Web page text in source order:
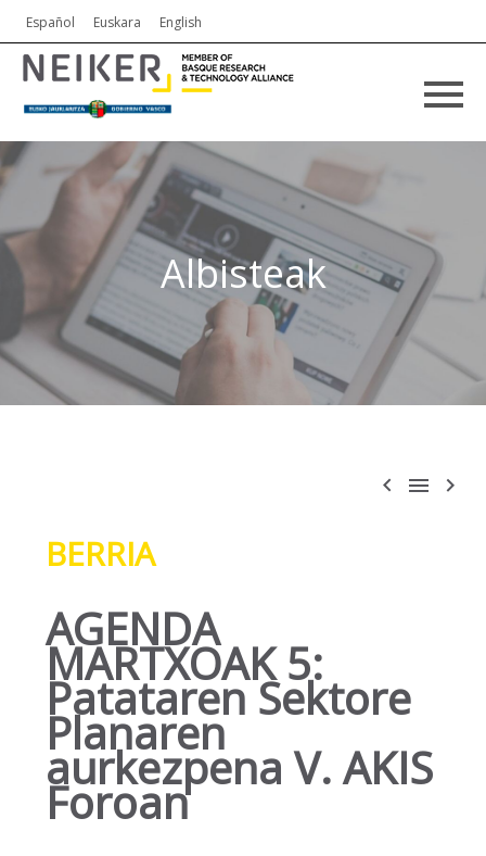
Español Euskara English
Albisteak
  
BERRIA
AGENDA
MARTXOAK 5:
Patataren Sektore
Planaren
aurkezpena V. AKIS
Foroan